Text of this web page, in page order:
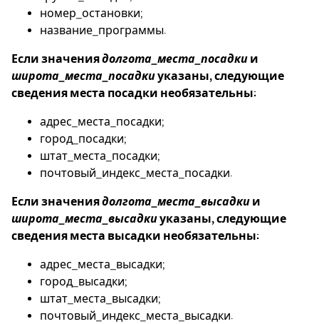
номер_остановки;
название_программы.
Если значениядолгота_места_посадки и
широта_места_посадкиуказаны, следующие
сведения места посадки необязательны:
адрес_места_посадки;
город_посадки;
штат_места_посадки;
почтовый_индекс_места_посадки.
Если значениядолгота_места_высадки и
широта_места_высадкиуказаны, следующие
сведения места высадки необязательны:
адрес_места_высадки;
город_высадки;
штат_места_высадки;
почтовый_индекс_места_высадки.